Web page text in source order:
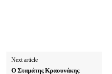
Next article
Ο Σταμάτης Κραουνάκης